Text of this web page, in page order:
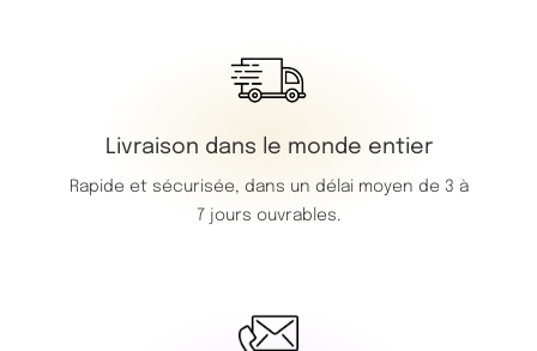
Livraison dans le monde entier
Rapide et sécurisée, dans un délai moyen de 3 à
7 jours ouvrables.